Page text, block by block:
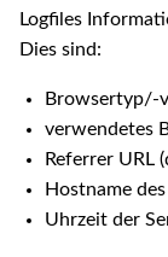
Logfiles
Dies sind:
Browsertyp/-
verwendetes
Referrer URL
Hostname
Uhrzeit der